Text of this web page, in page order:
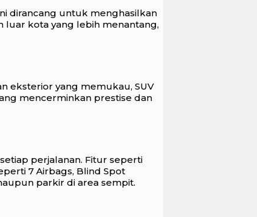
dirancang untuk menghasilkan
luar kota yang lebih menantang,
eksterior yang memukau, SUV
mencerminkan prestise dan
perjalanan. Fitur seperti
7 Airbags, Blind Spot
parkir di area sempit.